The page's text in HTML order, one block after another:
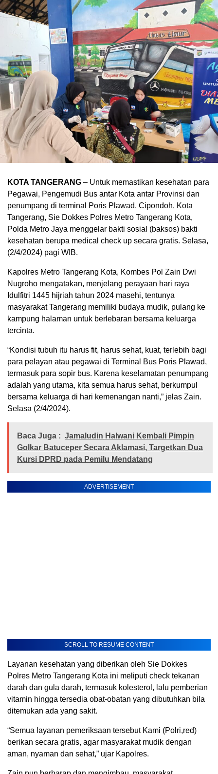
KOTA TANGERANG – Untuk memastikan kesehatan para
Pegawai, Pengemudi Bus antar Kota antar Provinsi dan
penumpang di terminal Poris Plawad, Cipondoh, Kota
Tangerang, Sie Dokkes Polres Metro Tangerang Kota,
Polda Metro Jaya menggelar bakti sosial (baksos) bakti
kesehatan berupa medical check up secara gratis. Selasa,
(2/4/2024) pagi WIB.
Kapolres Metro Tangerang Kota, Kombes Pol Zain Dwi
Nugroho mengatakan, menjelang perayaan hari raya
Idulfitri 1445 hijriah tahun 2024 masehi, tentunya
masyarakat Tangerang memiliki budaya mudik, pulang ke
kampung halaman untuk berlebaran bersama keluarga
tercinta.
“Kondisi tubuh itu harus fit, harus sehat, kuat, terlebih bagi
para pelayan atau pegawai di Terminal Bus Poris Plawad,
termasuk para sopir bus. Karena keselamatan penumpang
adalah yang utama, kita semua harus sehat, berkumpul
bersama keluarga di hari kemenangan nanti,” jelas Zain.
Selasa (2/4/2024).
Baca Juga : Jamaludin Halwani Kembali Pimpin
Golkar Batuceper Secara Aklamasi, Targetkan Dua
Kursi DPRD pada Pemilu Mendatang
ADVERTISEMENT
SCROLL TO RESUME CONTENT
Layanan kesehatan yang diberikan oleh Sie Dokkes
Polres Metro Tangerang Kota ini meliputi check tekanan
darah dan gula darah, termasuk kolesterol, lalu pemberian
vitamin hingga tersedia obat-obatan yang dibutuhkan bila
ditemukan ada yang sakit.
“Semua layanan pemeriksaan tersebut Kami (Polri,red)
berikan secara gratis, agar masyarakat mudik dengan
aman, nyaman dan sehat,” ujar Kapolres.